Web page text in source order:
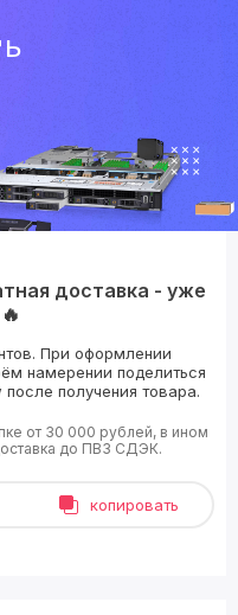
доставка - уже
При оформлении
намерении поделиться
получения товара.
от 30 000 рублей, в ином
до ПВЗ СДЭК.
копировать